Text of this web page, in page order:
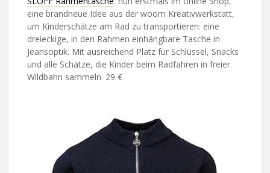
eine brandneue Idee aus der woom Kreativwerkstatt,
um Kinderschätze am Rad zu transportieren: eine
dreieckige, in den Rahmen einhängbare Tasche in
Jeansoptik. Mit ausreichend Platz für Schlüssel, Snacks
und alle Schätze, die Kinder beim Radfahren in freier
Wildbahn sammeln. 29 €